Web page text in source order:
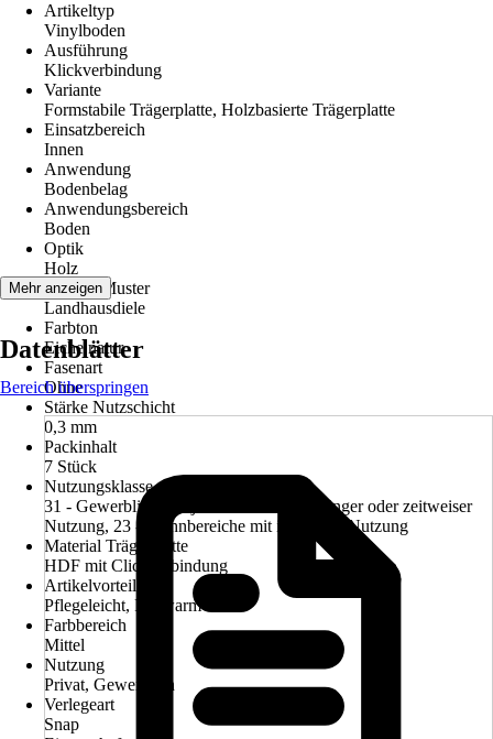
Artikeltyp
Vinylboden
Ausführung
Klickverbindung
Variante
Formstabile Trägerplatte, Holzbasierte Trägerplatte
Einsatzbereich
Innen
Anwendung
Bodenbelag
Anwendungsbereich
Boden
Optik
Holz
Dekor / Muster
Landhausdiele
Farbton
Eiche natur
Fasenart
Ohne
Stärke Nutzschicht
0,3 mm
Packinhalt
7 Stück
Nutzungsklasse
31 - Gewerbliche/Objektbereiche mit geringer oder zeitweiser
Nutzung, 23 - Wohnbereiche mit intensiver Nutzung
Material Trägerplatte
HDF mit Clickverbindung
Artikelvorteil
Pflegeleicht, Fußwarm
Farbbereich
Mittel
Nutzung
Privat, Gewerblich
Verlegeart
Snap
Mehr anzeigen
Datenblätter
Bereich überspringen